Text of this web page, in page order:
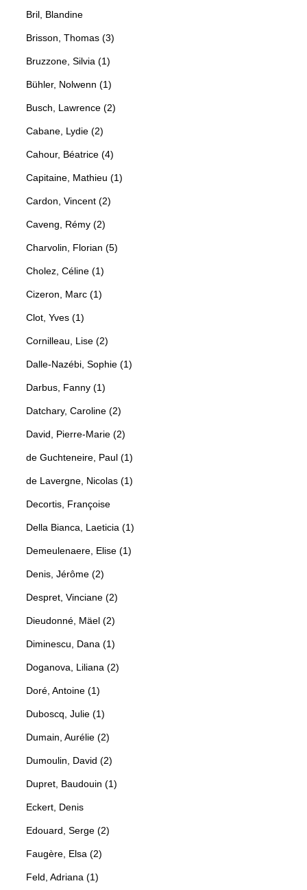
Bril, Blandine
Brisson, Thomas (3)
Bruzzone, Silvia (1)
Bühler, Nolwenn (1)
Busch, Lawrence (2)
Cabane, Lydie (2)
Cahour, Béatrice (4)
Capitaine, Mathieu (1)
Cardon, Vincent (2)
Caveng, Rémy (2)
Charvolin, Florian (5)
Cholez, Céline (1)
Cizeron, Marc (1)
Clot, Yves (1)
Cornilleau, Lise (2)
Dalle-Nazébi, Sophie (1)
Darbus, Fanny (1)
Datchary, Caroline (2)
David, Pierre-Marie (2)
de Guchteneire, Paul (1)
de Lavergne, Nicolas (1)
Decortis, Françoise
Della Bianca, Laeticia (1)
Demeulenaere, Elise (1)
Denis, Jérôme (2)
Despret, Vinciane (2)
Dieudonné, Mäel (2)
Diminescu, Dana (1)
Doganova, Liliana (2)
Doré, Antoine (1)
Duboscq, Julie (1)
Dumain, Aurélie (2)
Dumoulin, David (2)
Dupret, Baudouin (1)
Eckert, Denis
Edouard, Serge (2)
Faugère, Elsa (2)
Feld, Adriana (1)